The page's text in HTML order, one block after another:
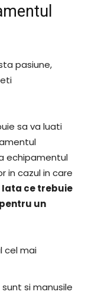
pasiune,
sa va luati
echipamentul
in cazul in care
Iata ce trebuie
un
cel mai
si manusile